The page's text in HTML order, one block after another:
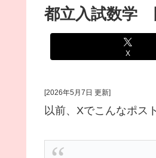
都立入試数学
X
[2026年5月7日 更新]
以前、Xでこんなポス